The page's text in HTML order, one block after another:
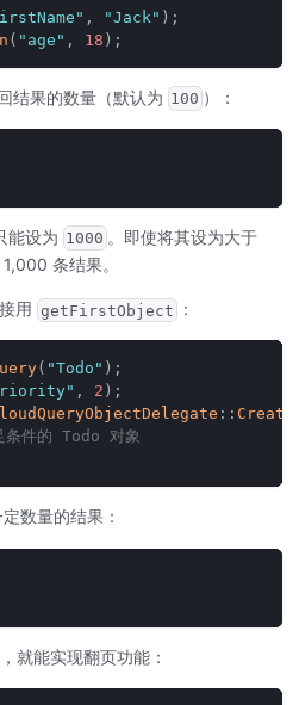
, "Jack" ) ;
( "age" , 18 ) ;
结果的数量（默认为 100 ）：
能设为 1000 。即使将其设为大于
条结果。
用 getFirstObject ：
( "Todo" ) ;
, 2 ) ;
::
件的 Todo 对象
数量的结果：
就能实现翻页功能：